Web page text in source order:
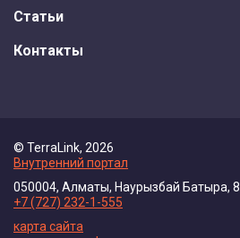
Статьи
Контакты
© TerraLink, 2026
Внутренний портал
050004, Алматы, Наурызбай Батыра, 8
+7 (727) 232-1-555
карта сайта